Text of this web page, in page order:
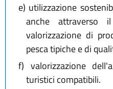
e) utilizzazione
anche attraverso
valorizzazione di
pesca tipiche e di
f) valorizzazione
turistici compatibili.